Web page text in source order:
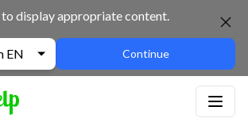
display appropriate content.
EN Continue